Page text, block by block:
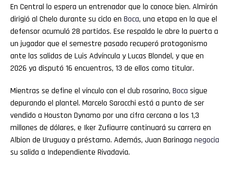
En Central lo espera un entrenador que lo conoce bien. Almirón
dirigió al Chelo durante su ciclo en Boca, una etapa en la que el
defensor acumuló 28 partidos. Ese respaldo le abre la puerta a
un jugador que el semestre pasado recuperó protagonismo
ante las salidas de Luis Advíncula y Lucas Blondel, y que en
2026 ya disputó 16 encuentros, 13 de ellos como titular.
Mientras se define el vínculo con el club rosarino, Boca sigue
depurando el plantel. Marcelo Saracchi está a punto de ser
vendido a Houston Dynamo por una cifra cercana a los 1,3
millones de dólares, e Iker Zufiaurre continuará su carrera en
Albion de Uruguay a préstamo. Además, Juan Barinaga negocia
su salida a Independiente Rivadavia.